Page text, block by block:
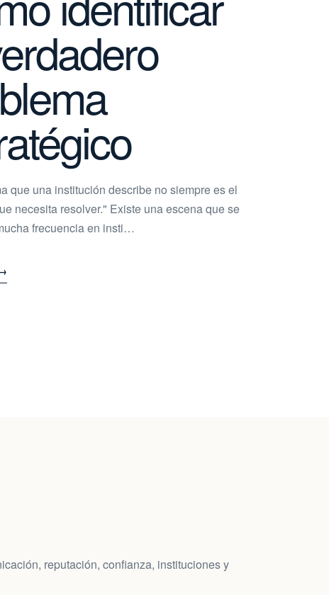
que una institución describe no siempre es el
necesita resolver." Existe una escena que se
frecuencia en insti…
reputación, confianza, instituciones y